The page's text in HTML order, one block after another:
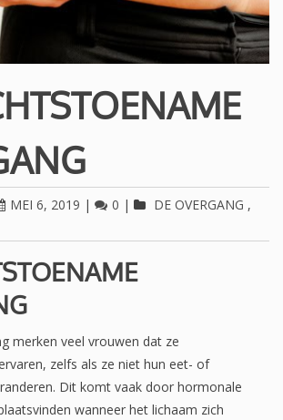
MEI 6, 2019 | 0 | DE OVERGANG ,
merken veel vrouwen dat ze
zelfs als ze niet hun eet- of
Dit komt vaak door hormonale
wanneer het lichaam zich